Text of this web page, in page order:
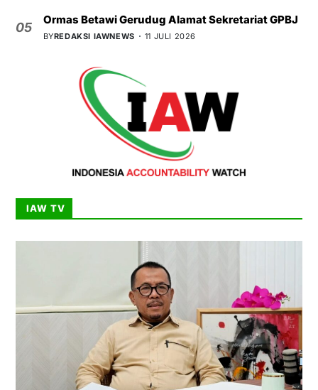
05
Ormas Betawi Gerudug Alamat Sekretariat GPBJ
BYREDAKSI IAWNEWS 11 JULI 2026
IAW TV